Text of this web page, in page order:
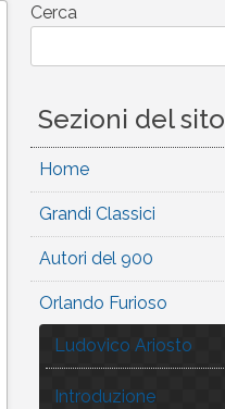
Cerca
Sezioni del sito
Home
Grandi Classici
Autori del 900
Orlando Furioso
Ludovico Ariosto
Introduzione